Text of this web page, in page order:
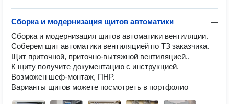
—
Сборка и модернизация щитов автоматики
Сборка и модернизация щитов автоматики вентиляции.
Соберем щит автоматики вентиляцией по ТЗ заказчика.
Щит приточной, приточно-вытяжной вентиляцией..
К щиту получите документацию с инструкцией.
Возможен шеф-монтаж, ПНР.
Варианты щитов можете посмотреть в портфолио